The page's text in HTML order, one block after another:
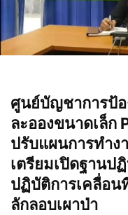
ศูนย์บัญชาการป้
ละอองขนาดเล็ก
ปรับแผนการทำง
เตรียมเปิดฐานป
ปฏิบัติการเคลื่อน
ลักลอบเผาป่า